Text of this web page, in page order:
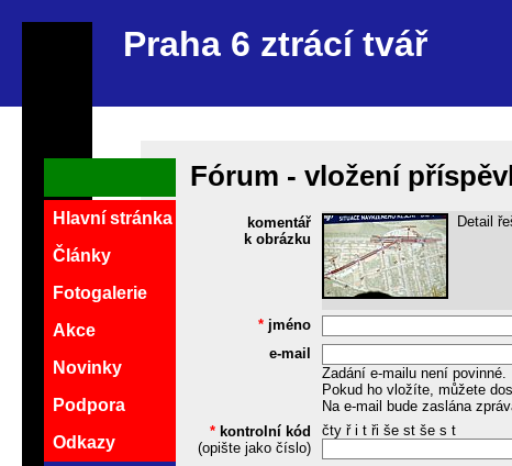
Praha 6 ztrácí tvář
Fórum - vložení
komentář
k obrázku
Detail
* jméno
e-mail
Zadání e-mailu není povinné.
Pokud ho vložíte, můžete
Na e-mail bude zaslána
* kontrolní kód
(opište jako číslo)
čty ř i t ři še st še s t
Hlavní stránka
Články
Fotogalerie
Akce
Novinky
Podpora
Odkazy